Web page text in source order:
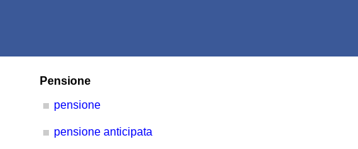
Pensione
pensione
pensione anticipata